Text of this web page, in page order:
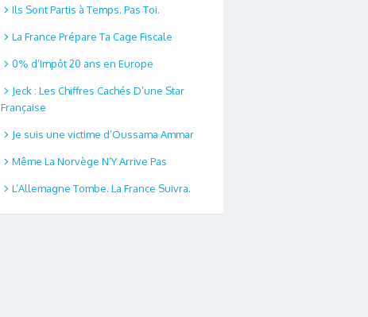
Ils Sont Partis à Temps. Pas Toi.
La France Prépare Ta Cage Fiscale
0% d’Impôt 20 ans en Europe
Jeck : Les Chiffres Cachés D’une Star
Française
Je suis une victime d’Oussama Ammar
Même La Norvège N’Y Arrive Pas
L’Allemagne Tombe. La France Suivra.